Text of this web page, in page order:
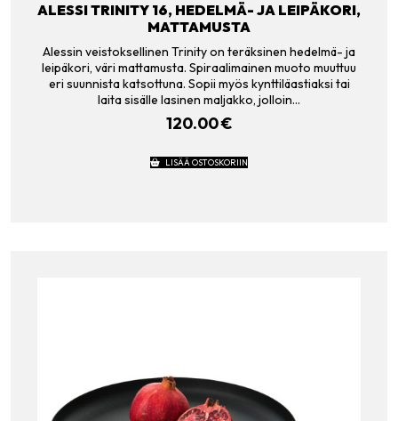
ALESSI TRINITY 16, HEDELMÄ- JA LEIPÄKORI,
MATTAMUSTA
Alessin veistoksellinen Trinity on teräksinen hedelmä- ja
leipäkori, väri mattamusta. Spiraalimainen muoto muuttuu
eri suunnista katsottuna. Sopii myös kynttiläastiaksi tai
laita sisälle lasinen maljakko, jolloin…
120.00€
LISÄÄ OSTOSKORIIN